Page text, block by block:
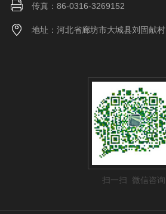
传真：86-0316-3269152
地址：河北省廊坊市大城县刘固献村
扫一扫 微信咨询